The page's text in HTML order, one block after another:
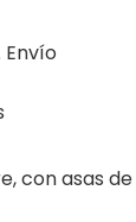
Envío
con asas